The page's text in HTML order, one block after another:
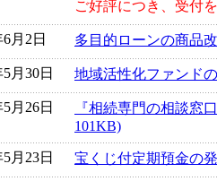
ご好評につき、受付
月2日 多目的ローンの商品
月30日 地域活性化ファンド
月26日
『相続専門の相談窓
101KB)
月23日 宝くじ付定期預金の